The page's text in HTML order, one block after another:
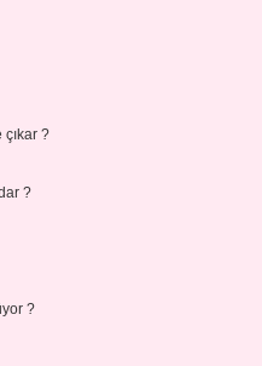
çıkar ?
?
?